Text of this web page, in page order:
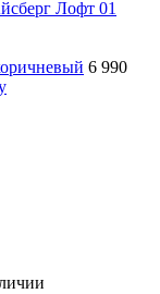
6 990